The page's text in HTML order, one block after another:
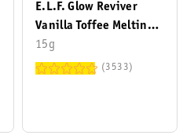
E.l.f. Glow Reviver
Vanilla Toffee Melting
Lipbalm
15g
3533